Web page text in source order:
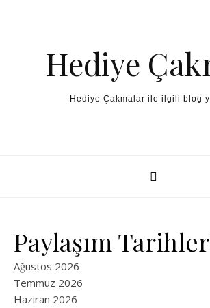
Hediye
Hediye Çakmalar ile ilgili blog
Paylaşım
Ağustos 2026
Temmuz 2026
Haziran 2026